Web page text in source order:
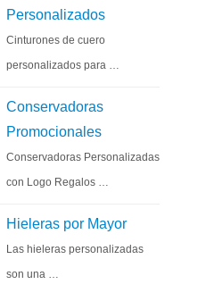
Personalizados
Cinturones de cuero
personalizados para …
Conservadoras
Promocionales
Conservadoras Personalizadas
con Logo Regalos …
Hieleras por Mayor
Las hieleras personalizadas
son una …